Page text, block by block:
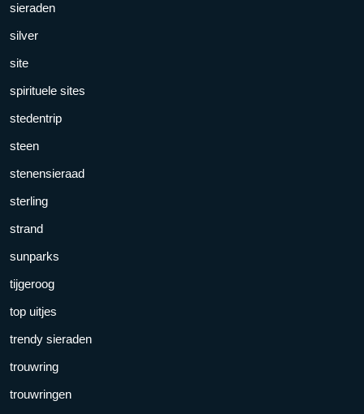
sieraden
silver
site
spirituele sites
stedentrip
steen
stenensieraad
sterling
strand
sunparks
tijgeroog
top uitjes
trendy sieraden
trouwring
trouwringen